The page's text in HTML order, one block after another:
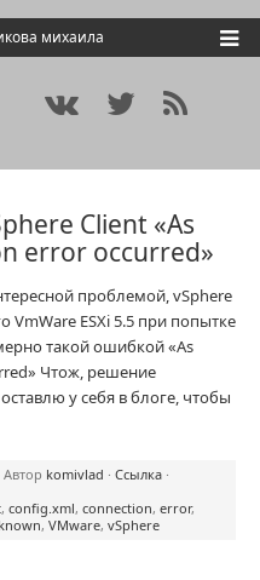
михаила
Client «As
error occurred»
проблемой, vSphere
VmWare ESXi 5.5 при попытке
такой ошибкой «As
Чтож, решение
у себя в блоге, чтобы
Автор komivlad · Ссылка ·
, config.xml, connection, error,
, VMware, vSphere